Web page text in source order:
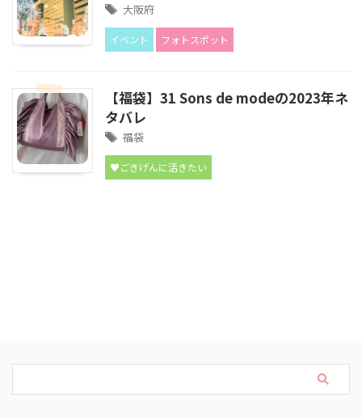
大阪府
イベント フォトスポット
【福袋】31 Sons de modeの2023年ネ
タバレ
福袋
♥ごきげんに活きたい